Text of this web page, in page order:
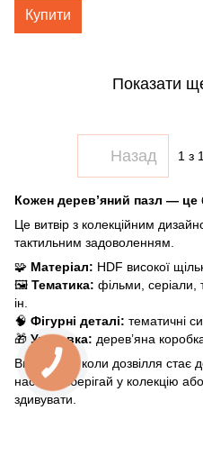
Купити
Показати
Назад 1з
Кожен дерев’яний пазл — це
Це витвір з колекційним
тактильним задоволенням.
🧩 Матеріал: HDF високої
🖼️ Тематика: фільми, серіали,
ін.
🧠 Фігурні деталі: тематичні
🎁 Упаковка: дерев’яна
Bramble — коли дозвілля стає
настрій, зберігай у колекцію
здивувати.